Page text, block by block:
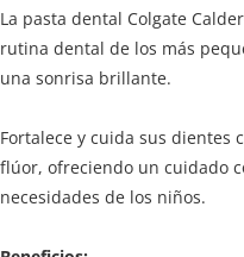
La pasta dental Colgate
rutina dental de los más
una sonrisa brillante.
Fortalece y cuida sus dientes
flúor, ofreciendo un cuidado
necesidades de los niños.